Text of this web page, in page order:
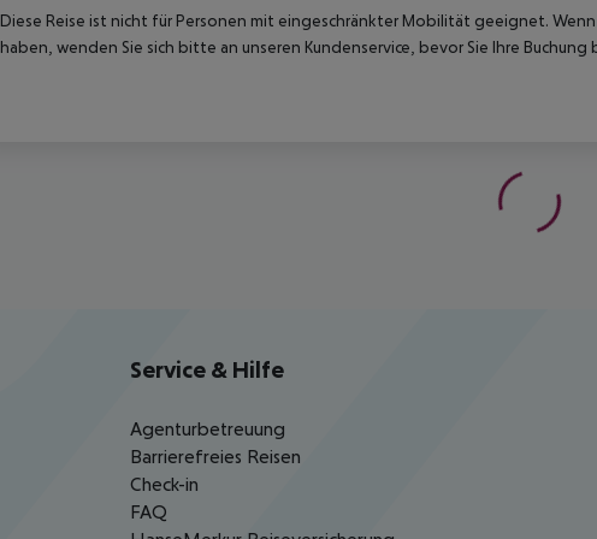
Diese Reise ist nicht für Personen mit eingeschränkter Mobilität geeignet.
haben, wenden Sie sich bitte an unseren Kundenservice, bevor Sie Ihre
Service & Hilfe
Agenturbetreuung
Barrierefreies Reisen
Check-in
FAQ